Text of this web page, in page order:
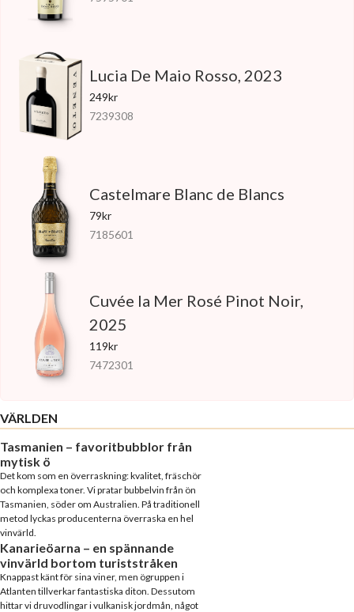
Lucia De Maio Rosso, 2023
249kr
7239308
Castelmare Blanc de Blancs
79kr
7185601
Cuvée la Mer Rosé Pinot Noir,
2025
119kr
7472301
VÄRLDEN
Tasmanien – favoritbubblor från
mytisk ö
Det kom som en överraskning: kvalitet, fräschör
och komplexa toner. Vi pratar bubbelvin från ön
Tasmanien, söder om Australien. På traditionell
metod lyckas producenterna överraska en hel
vinvärld.
Kanarieöarna – en spännande
vinvärld bortom turiststråken
Knappast känt för sina viner, men ögruppen i
Atlanten tillverkar fantastiska diton. Dessutom
hittar vi druvodlingar i vulkanisk jordmån, något